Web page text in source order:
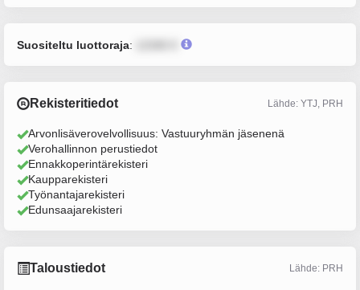
Suositeltu luottoraja:
Rekisteritiedot Lähde: YTJ, PRH
Arvonlisäverovelvollisuus: Vastuuryhmän jäsenenä
Verohallinnon perustiedot
Ennakkoperintärekisteri
Kaupparekisteri
Työnantajarekisteri
Edunsaajarekisteri
Taloustiedot Lähde: PRH